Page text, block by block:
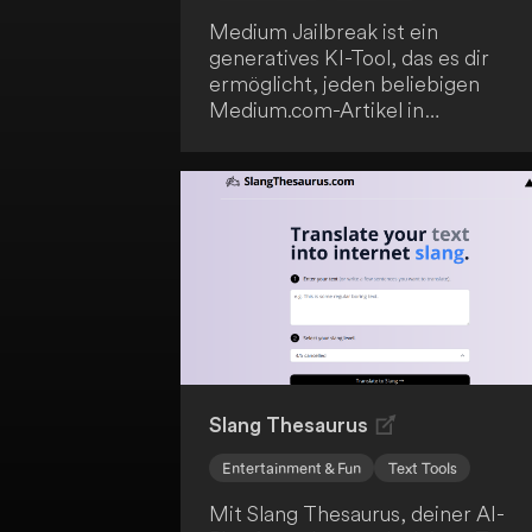
Medium Jailbreak ist ein
generatives KI-Tool, das es dir
ermöglicht, jeden beliebigen
Medium.com-Artikel in
jeder Sprache mit nur einem Klick.
benutzerfreundlich und einfach
zugänglich. So kannst du auf
Premium-Inhalte zugreifen, ohne
ein Abonnement zu haben, und
Artikel in mehreren Sprachen lesen
sowie Premium-Inhalte mit
Slang Thesaurus
Entertainment & Fun Text Tools
Mit Slang Thesaurus, deiner AI-